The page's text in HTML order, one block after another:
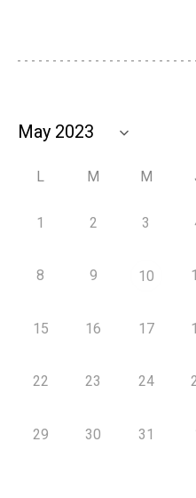
L M M
1 2 3
8 9 10
15 16 17
22 23 24
29 30 31